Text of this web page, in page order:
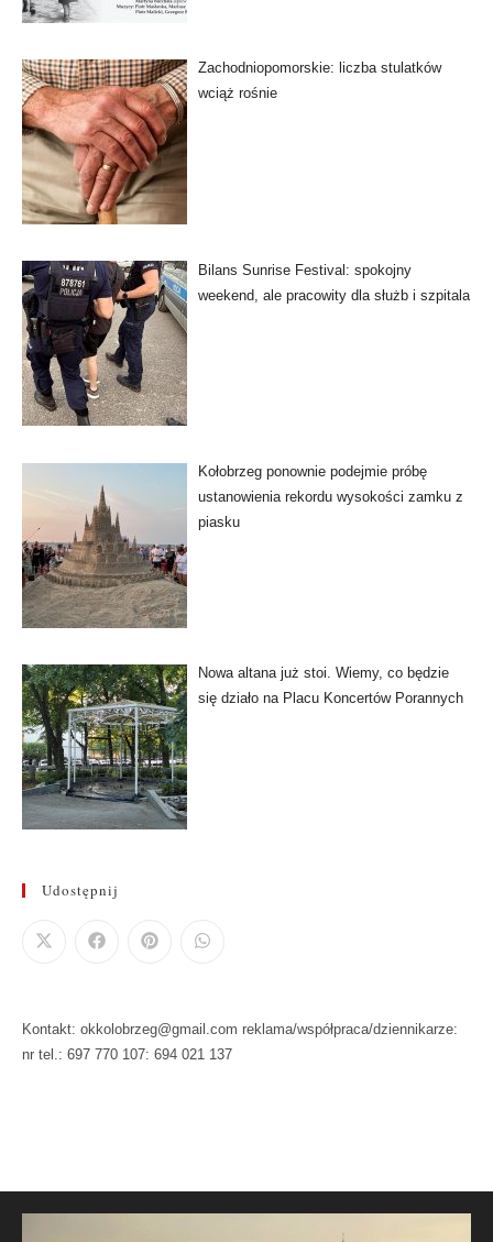
Zachodniopomorskie: liczba stulatków
wciąż rośnie
Bilans Sunrise Festival: spokojny
weekend, ale pracowity dla służb i szpitala
Kołobrzeg ponownie podejmie próbę
ustanowienia rekordu wysokości zamku z
piasku
Nowa altana już stoi. Wiemy, co będzie
się działo na Placu Koncertów Porannych
Udostępnij
Kontakt: okkolobrzeg@gmail.com reklama/współpraca/dziennikarze:
nr tel.: 697 770 107: 694 021 137